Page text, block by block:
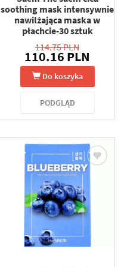
soothing mask intensywnie
nawilżająca maska w
płachcie-30 sztuk
114.75 PLN
110.16 PLN
Do koszyka
PODGLĄD